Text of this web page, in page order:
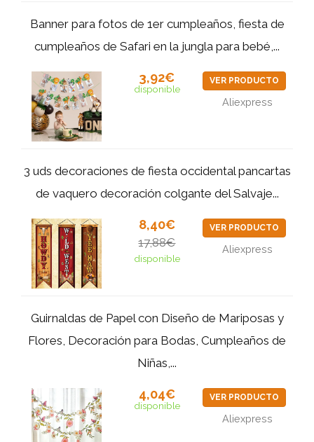
Banner para fotos de 1er cumpleaños, fiesta de
cumpleaños de Safari en la jungla para bebé,...
3,92€
disponible
VER PRODUCTO
Aliexpress
3 uds decoraciones de fiesta occidental pancartas
de vaquero decoración colgante del Salvaje...
8,40€
17,88€
disponible
VER PRODUCTO
Aliexpress
Guirnaldas de Papel con Diseño de Mariposas y
Flores, Decoración para Bodas, Cumpleaños de
Niñas,...
4,04€
disponible
VER PRODUCTO
Aliexpress